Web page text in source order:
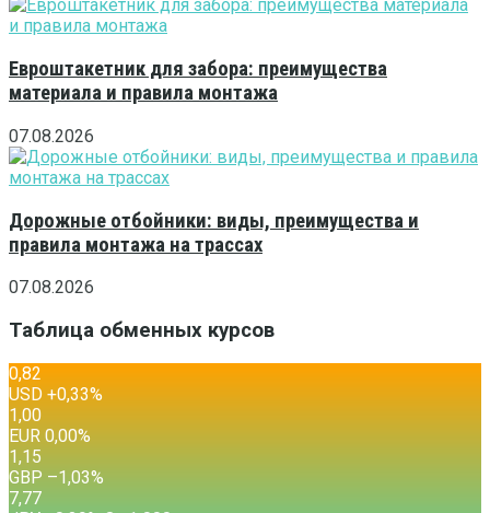
Евроштакетник для забора: преимущества
материала и правила монтажа
07.08.2026
Дорожные отбойники: виды, преимущества и
правила монтажа на трассах
07.08.2026
Таблица обменных курсов
0,82
USD +0,33%
1,00
EUR 0,00%
1,15
GBP –1,03%
7,77